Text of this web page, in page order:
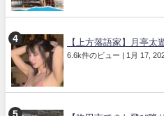
【上方落語家】月亭太
6.6k件のビュー | 1月 17,